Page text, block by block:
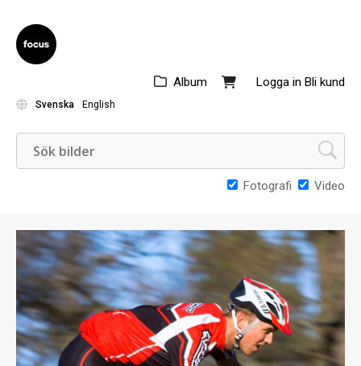
Logga in Bli kund
Album
Svenska English
Fotografi Video